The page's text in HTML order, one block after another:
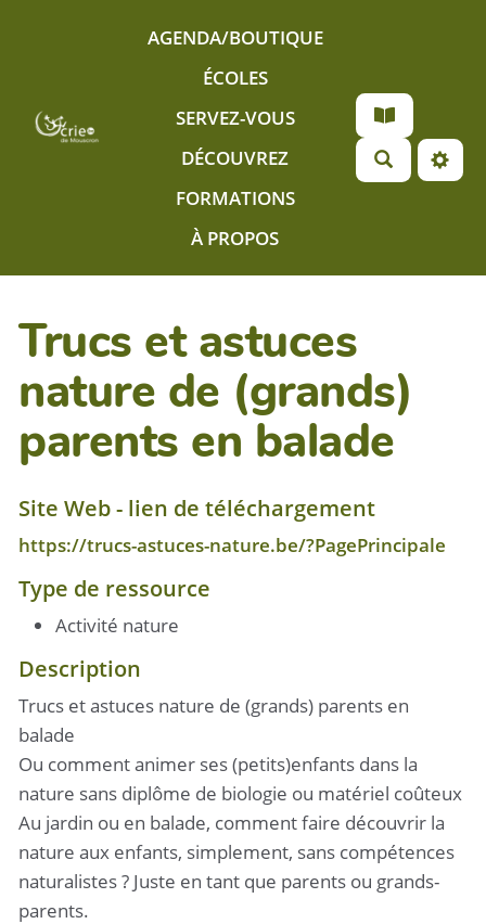
Aller au contenu principal
AGENDA/BOUTIQUE
ÉCOLES
SERVEZ-VOUS
DÉCOUVREZ
FORMATIONS
À PROPOS
Trucs et astuces
nature de (grands)
parents en balade
Site Web - lien de téléchargement
https://trucs-astuces-nature.be/?PagePrincipale
Type de ressource
Activité nature
Description
Trucs et astuces nature de (grands) parents en
balade
Ou comment animer ses (petits)enfants dans la
nature sans diplôme de biologie ou matériel coûteux
Au jardin ou en balade, comment faire découvrir la
nature aux enfants, simplement, sans compétences
naturalistes ? Juste en tant que parents ou grands-
parents.